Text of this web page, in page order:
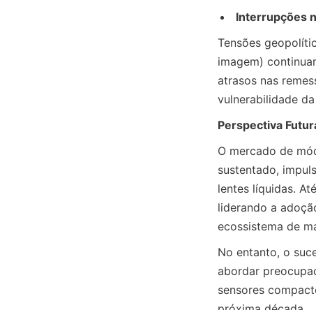
Interrupções
Tensões
imagem)
atrasos nas
vulnerabilidade
Perspectiva
O mercado de
sustentado,
lentes líquidas.
liderando a
ecossistema de
No entanto, o
abordar
sensores